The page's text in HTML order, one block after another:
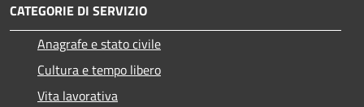
CATEGORIE DI SERVIZIO
Anagrafe e stato civile
Cultura e tempo libero
Vita lavorativa